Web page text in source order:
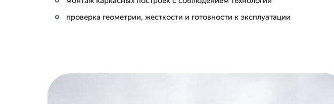
проверка геометрии, жесткости и готовности к эксплуатации